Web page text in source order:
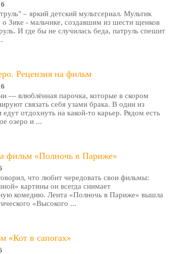
– яркий детский мультсериал. Мультик
о Зике - мальчике, создавшим из шести щенков
И где бы не случилась беда, патруль спешит
Рецензия на фильм
— влюблённая парочка, которые в скором
связать себя узами брака. В один из
едут отдохнуть на какой-то карьер. Рядом есть
озеро и ...
фильм «Полночь в Париже»
что любит чередовать свои фильмы:
картины он всегда снимает
комедию. Лента «Полночь в Париже» вышла
«Высокого ...
«Кот в сапогах»